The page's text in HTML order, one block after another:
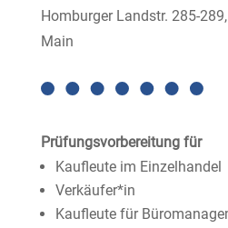
Homburger Landstr. 285-
Main
Prüfungsvorbereitung für
Kaufleute im Einzelhandel
Verkäufer*in
Kaufleute für